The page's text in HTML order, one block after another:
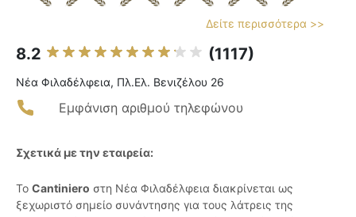
Δείτε περισσότερα >>
8.2 (1117)
Νέα Φιλαδέλφεια, Πλ.Ελ. Βενιζέλου 26
Εμφάνιση αριθμού τηλεφώνου
Σχετικά με την εταιρεία:
Το Cantiniero στη Νέα Φιλαδέλφεια διακρίνεται ως
ξεχωριστό σημείο συνάντησης για τους λάτρεις της